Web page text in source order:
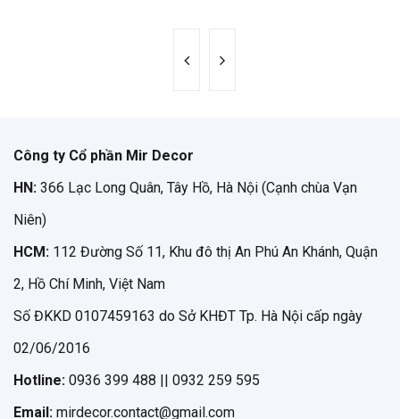
Công ty Cổ phần Mir Decor
HN: 366 Lạc Long Quân, Tây Hồ, Hà Nội (Cạnh chùa Vạn
Niên)
HCM: 112 Đường Số 11, Khu đô thị An Phú An Khánh, Quận
2, Hồ Chí Minh, Việt Nam
Số ĐKKD 0107459163 do Sở KHĐT Tp. Hà Nội cấp ngày
02/06/2016
Hotline: 0936 399 488 || 0932 259 595
Email: mirdecor.contact@gmail.com